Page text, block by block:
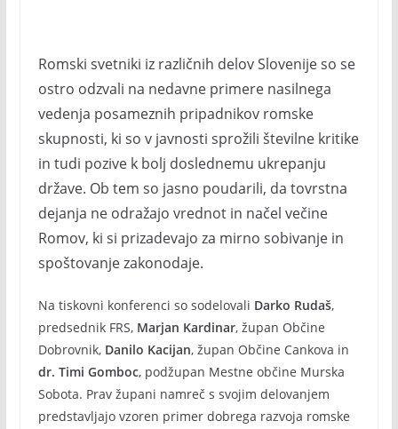
Romski svetniki iz različnih delov Slovenije so se
ostro odzvali na nedavne primere nasilnega
vedenja posameznih pripadnikov romske
skupnosti, ki so v javnosti sprožili številne kritike
in tudi pozive k bolj doslednemu ukrepanju
države. Ob tem so jasno poudarili, da tovrstna
dejanja ne odražajo vrednot in načel večine
Romov, ki si prizadevajo za mirno sobivanje in
spoštovanje zakonodaje.
Na tiskovni konferenci so sodelovali Darko Rudaš,
predsednik FRS, Marjan Kardinar, župan Občine
Dobrovnik, Danilo Kacijan, župan Občine Cankova in
dr. Timi Gomboc, podžupan Mestne občine Murska
Sobota. Prav župani namreč s svojim delovanjem
predstavljajo vzoren primer dobrega razvoja romske